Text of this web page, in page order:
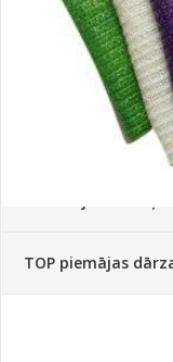
Klientu Diena
Novatec - izcils
sezonas otrajā
TOP piemājas